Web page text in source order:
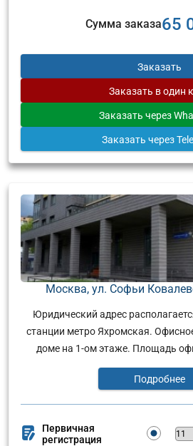
Сумма заказа65
Заказать
Заказать в один
Заказать через
Заказать через
Москва, ул. Софьи
Юридический адрес
станции метро Яхромская.
доме на 1-ом этаже. Площадь
Подробнее
Первичная
регистрация